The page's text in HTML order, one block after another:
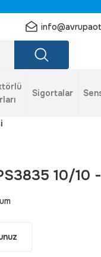
Sigortalar
10/10